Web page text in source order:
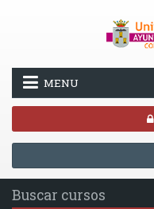
MENU